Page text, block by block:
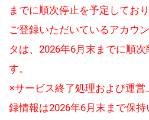
までに順次停止を予定しており
ご登録いただいているアカウ
タは、2026年6月末までに順
す。
※サービス終了処理および運
録情報は2026年6月末まで保